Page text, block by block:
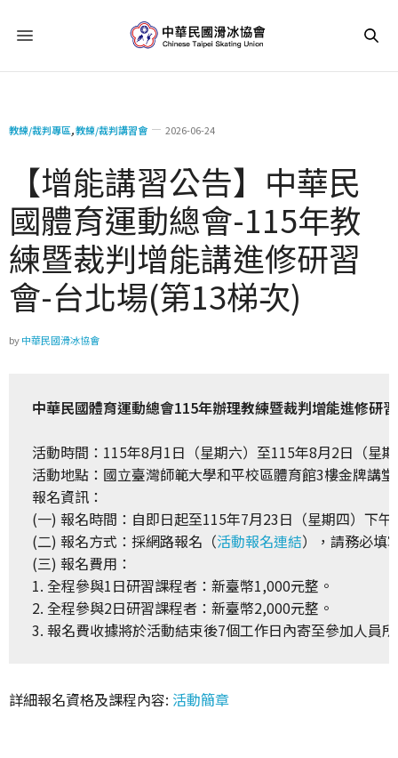
教練/裁判專區,教練/裁判講習會 2026-06-24
【增能講習公告】中華民
國體育運動總會-115年教
練暨裁判增能講進修研習
會-台北場(第13梯次)
by中華民國滑冰協會
活動時間：115年8月1日（星期六）至115年8月2日（星
活動地點：國立臺灣師範大學和平校區體育館3樓金牌講堂
報名資訊：
(一) 報名時間：自即日起至115年7月23日（星期四）下
(二) 報名方式：採網路報名（活動報名連結），請務必填
(三) 報名費用：
1. 全程參與1日研習課程者：新臺幣1,000元整。
2. 全程參與2日研習課程者：新臺幣2,000元整。
3. 報名費收據將於活動結束後7個工作日內寄至參加人員
詳細報名資格及課程內容: 活動簡章